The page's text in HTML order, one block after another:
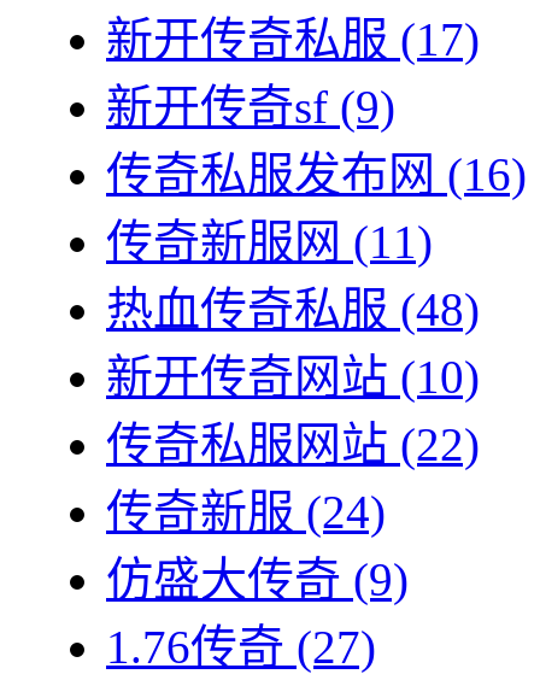
新开传奇私服 (17)
新开传奇sf (9)
传奇私服发布网 (16)
传奇新服网 (11)
热血传奇私服 (48)
新开传奇网站 (10)
传奇私服网站 (22)
传奇新服 (24)
仿盛大传奇 (9)
1.76传奇 (27)